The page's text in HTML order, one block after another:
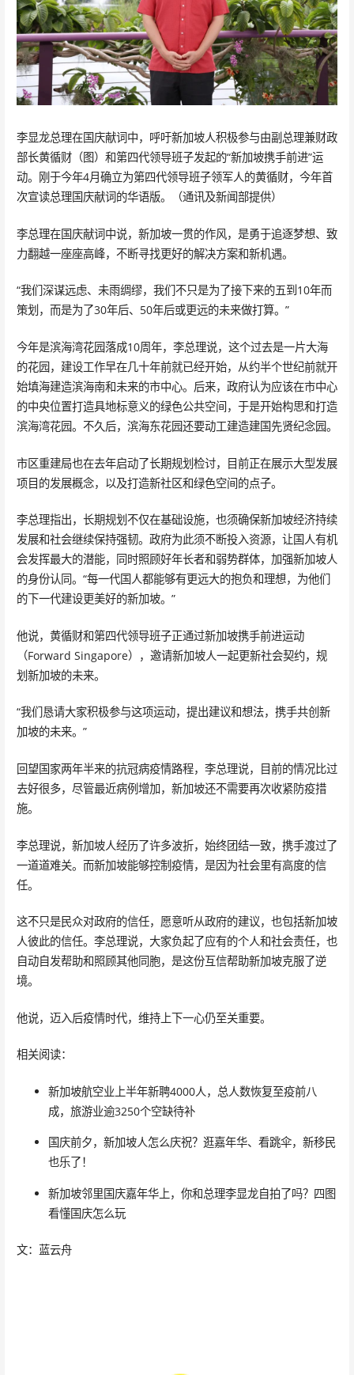
李显龙总理在国庆献词中，呼吁新加坡人积极参与由副总理兼财政
部长黄循财（图）和第四代领导班子发起的“新加坡携手前进”运
动。刚于今年4月确立为第四代领导班子领军人的黄循财，今年首
次宣读总理国庆献词的华语版。（通讯及新闻部提供）
李总理在国庆献词中说，新加坡一贯的作风，是勇于追逐梦想、致
力翻越一座座高峰，不断寻找更好的解决方案和新机遇。
“我们深谋远虑、未雨绸缪，我们不只是为了接下来的五到10年而
策划，而是为了30年后、50年后或更远的未来做打算。”
今年是滨海湾花园落成10周年，李总理说，这个过去是一片大海
的花园，建设工作早在几十年前就已经开始，从约半个世纪前就开
始填海建造滨海南和未来的市中心。后来，政府认为应该在市中心
的中央位置打造具地标意义的绿色公共空间，于是开始构思和打造
滨海湾花园。不久后，滨海东花园还要动工建造建国先贤纪念园。
市区重建局也在去年启动了长期规划检讨，目前正在展示大型发展
项目的发展概念，以及打造新社区和绿色空间的点子。
李总理指出，长期规划不仅在基础设施，也须确保新加坡经济持续
发展和社会继续保持强韧。政府为此须不断投入资源，让国人有机
会发挥最大的潜能，同时照顾好年长者和弱势群体，加强新加坡人
的身份认同。“每一代国人都能够有更远大的抱负和理想，为他们
的下一代建设更美好的新加坡。”
他说，黄循财和第四代领导班子正通过新加坡携手前进运动
（Forward Singapore），邀请新加坡人一起更新社会契约，规
划新加坡的未来。
“我们恳请大家积极参与这项运动，提出建议和想法，携手共创新
加坡的未来。”
回望国家两年半来的抗冠病疫情路程，李总理说，目前的情况比过
去好很多，尽管最近病例增加，新加坡还不需要再次收紧防疫措
施。
李总理说，新加坡人经历了许多波折，始终团结一致，携手渡过了
一道道难关。而新加坡能够控制疫情，是因为社会里有高度的信
任。
这不只是民众对政府的信任，愿意听从政府的建议，也包括新加坡
人彼此的信任。李总理说，大家负起了应有的个人和社会责任，也
自动自发帮助和照顾其他同胞，是这份互信帮助新加坡克服了逆
境。
他说，迈入后疫情时代，维持上下一心仍至关重要。
相关阅读：
新加坡航空业上半年新聘4000人，总人数恢复至疫前八
成，旅游业逾3250个空缺待补
国庆前夕，新加坡人怎么庆祝？逛嘉年华、看跳伞，新移民
也乐了！
新加坡邻里国庆嘉年华上，你和总理李显龙自拍了吗？四图
看懂国庆怎么玩
文：蓝云舟